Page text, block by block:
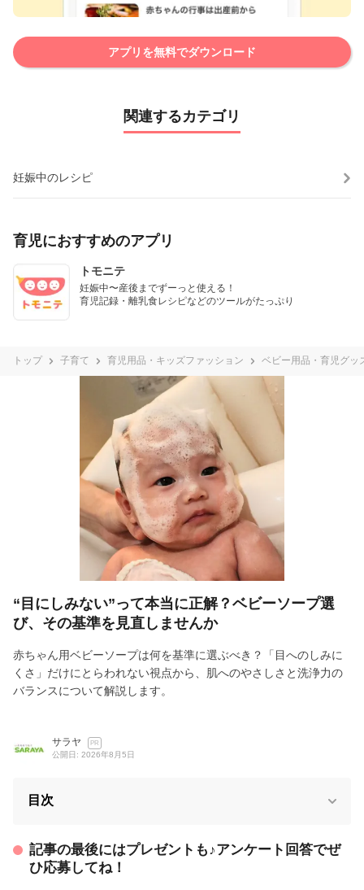
アプリを無料でダウンロード
関連するカテゴリ
妊娠中のレシピ
育児におすすめのアプリ
トモニテ
妊娠中〜産後までずーっと使える！
育児記録・離乳食レシピなどのツールがたっぷり
トップ 子育て 育児用品・キッズファッション ベビー用品・育児グッ
“目にしみない”って本当に正解？ベビーソープ選
び、その基準を見直しませんか
赤ちゃん用ベビーソープは何を基準に選ぶべき？「目へのしみに
くさ」だけにとらわれない視点から、肌へのやさしさと洗浄力の
バランスについて解説します。
サラヤ PR
公開日: 2026年8月5日
目次
記事の最後にはプレゼントも♪アンケート回答でぜ
ひ応募してね！